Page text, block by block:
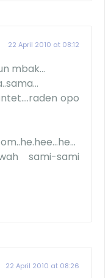
22 April 2010 at 08:12
mbak...
opo
sami-sami
22 April 2010 at 08:26